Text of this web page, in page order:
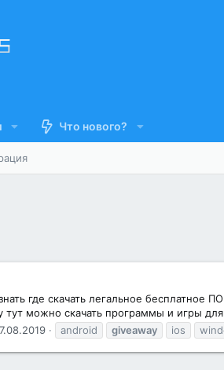
Что нового?
где скачать легальное бесплатное
тут можно скачать программы и игры
android giveaway ios